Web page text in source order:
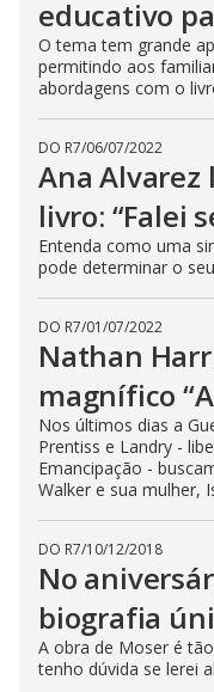
educativo
O tema tem grande
permitindo aos
abordagens com o
DO R7/06/07/2022
Ana Alvarez
livro: “Falei
Entenda como uma
pode determinar o
DO R7/01/07/2022
Nathan
magnífico
Nos últimos dias a
Prentiss e Landry -
Emancipação -
Walker e sua mulher,
DO R7/10/12/2018
No
biografia
A obra de Moser é
tenho dúvida se lerei